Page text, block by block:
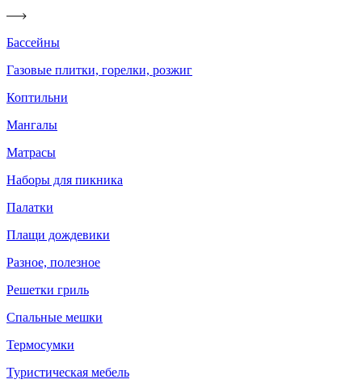
Бассейны
Газовые плитки, горелки, розжиг
Коптильни
Мангалы
Матрасы
Наборы для пикника
Палатки
Плащи дождевики
Разное, полезное
Решетки гриль
Спальные мешки
Термосумки
Туристическая мебель